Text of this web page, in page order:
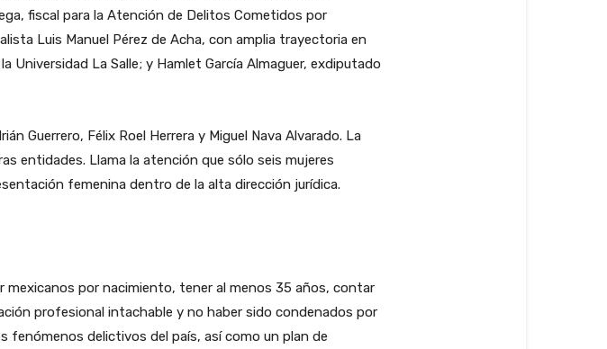
fiscal para la Atención de Delitos Cometidos por
Luis Manuel Pérez de Acha, con amplia trayectoria en
Universidad La Salle; y Hamlet García Almaguer, exdiputado
Guerrero, Félix Roel Herrera y Miguel Nava Alvarado. La
entidades. Llama la atención que sólo seis mujeres
femenina dentro de la alta dirección jurídica.
por nacimiento, tener al menos 35 años, contar
profesional intachable y no haber sido condenados por
fenómenos delictivos del país, así como un plan de